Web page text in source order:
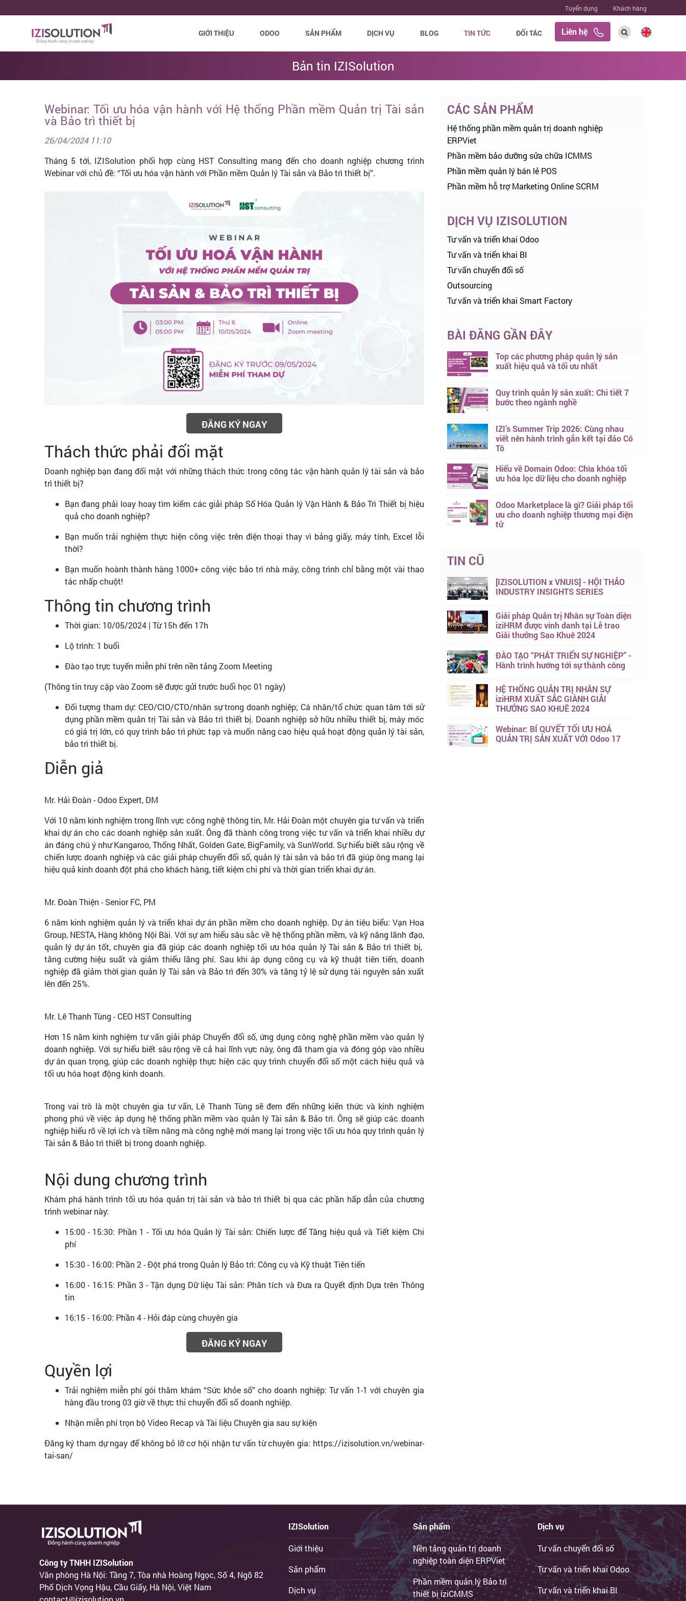
Tuyển dụng Khách hàng
GIỚI THIỆU ODOO SẢN PHẨM DỊCH VỤ BLOG TIN TỨC ĐỐI TÁC Liên hệ
Bản tin IZISolution
Webinar: Tối ưu hóa vận hành với Hệ thống Phần mềm Quản trị Tài sản
và Bảo trì thiết bị
26/04/2024 11:10
Tháng 5 tới, IZISolution phối hợp cùng HST Consulting mang đến cho doanh nghiệp chương trình
Webinar với chủ đề: “Tối ưu hóa vận hành với Phần mềm Quản lý Tài sản và Bảo trì thiết bị”.
ĐĂNG KÝ NGAY
Thách thức phải đối mặt
Doanh nghiệp bạn đang đối mặt với những thách thức trong công tác vận hành quản lý tài sản và bảo
trì thiết bị?
Bạn đang phải loay hoay tìm kiếm các giải pháp Số Hóa Quản lý Vận Hành & Bảo Trì Thiết bị hiệu
quả cho doanh nghiệp?
Bạn muốn trải nghiệm thực hiện công việc trên điện thoại thay vì bảng giấy, máy tính, Excel lỗi
thời?
Bạn muốn hoành thành hàng 1000+ công việc bảo trì nhà máy, công trình chỉ bằng một vài thao
tác nhấp chuột!
Thông tin chương trình
Thời gian: 10/05/2024 | Từ 15h đến 17h
Lộ trình: 1 buổi
Đào tạo trực tuyến miễn phí trên nền tảng Zoom Meeting
(Thông tin truy cập vào Zoom sẽ được gửi trước buổi học 01 ngày)
Đối tượng tham dự: CEO/CIO/CTO/nhân sự trong doanh nghiệp; Cá nhân/tổ chức quan tâm tới sử
dụng phần mềm quản trị Tài sản và Bảo trì thiết bị. Doanh nghiệp sở hữu nhiều thiết bị, máy móc
có giá trị lớn, có quy trình bảo trì phức tạp và muốn nâng cao hiệu quả hoạt động quản lý tài sản,
bảo trì thiết bị.
Diễn giả
Mr. Hải Đoàn - Odoo Expert, DM
Với 10 năm kinh nghiệm trong lĩnh vực công nghệ thông tin, Mr. Hải Đoàn một chuyên gia tư vấn và triển
khai dự án cho các doanh nghiệp sản xuất. Ông đã thành công trong việc tư vấn và triển khai nhiều dự
án đáng chú ý như Kangaroo, Thống Nhất, Golden Gate, BigFamily, và SunWorld. Sự hiểu biết sâu rộng về
chiến lược doanh nghiệp và các giải pháp chuyển đổi số, quản lý tài sản và bảo trì đã giúp ông mang lại
hiệu quả kinh doanh đột phá cho khách hàng, tiết kiệm chi phí và thời gian triển khai dự án.
Mr. Đoàn Thiện - Senior FC, PM
6 năm kinh nghiệm quản lý và triển khai dự án phần mềm cho doanh nghiệp. Dự án tiêu biểu: Vạn Hoa
Group, NESTA, Hàng không Nội Bài. Với sự am hiểu sâu sắc về hệ thống phần mềm, và kỹ năng lãnh đạo,
quản lý dự án tốt, chuyên gia đã giúp các doanh nghiệp tối ưu hóa quản lý Tài sản & Bảo trì thiết bị,
tăng cường hiệu suất và giảm thiểu lãng phí. Sau khi áp dụng công cụ và kỹ thuật tiên tiến, doanh
nghiệp đã giảm thời gian quản lý Tài sản và Bảo trì đến 30% và tăng tỷ lệ sử dụng tài nguyên sản xuất
lên đến 25%.
Mr. Lê Thanh Tùng - CEO HST Consulting
Hơn 15 năm kinh nghiệm tư vấn giải pháp Chuyển đổi số, ứng dụng công nghệ phần mềm vào quản lý
doanh nghiệp. Với sự hiểu biết sâu rộng về cả hai lĩnh vực này, ông đã tham gia và đóng góp vào nhiều
dự án quan trọng, giúp các doanh nghiệp thực hiện các quy trình chuyển đổi số một cách hiệu quả và
tối ưu hóa hoạt động kinh doanh.
Trong vai trò là một chuyên gia tư vấn, Lê Thanh Tùng sẽ đem đến những kiến thức và kinh nghiệm
phong phú về việc áp dụng hệ thống phần mềm vào quản lý Tài sản & Bảo trì. Ông sẽ giúp các doanh
nghiệp hiểu rõ về lợi ích và tiềm năng mà công nghệ mới mang lại trong việc tối ưu hóa quy trình quản lý
Tài sản & Bảo trì thiết bị trong doanh nghiệp.
Nội dung chương trình
Khám phá hành trình tối ưu hóa quản trị tài sản và bảo trì thiết bị qua các phần hấp dẫn của chương
trình webinar này:
15:00 - 15:30: Phần 1 - Tối ưu hóa Quản lý Tài sản: Chiến lược để Tăng hiệu quả và Tiết kiệm Chi
phí
15:30 - 16:00: Phần 2 - Đột phá trong Quản lý Bảo trì: Công cụ và Kỹ thuật Tiên tiến
16:00 - 16:15: Phần 3 - Tận dụng Dữ liệu Tài sản: Phân tích và Đưa ra Quyết định Dựa trên Thông
tin
16:15 - 16:00: Phần 4 - Hỏi đáp cùng chuyên gia
ĐĂNG KÝ NGAY
Quyền lợi
Trải nghiệm miễn phí gói thăm khám “Sức khỏe số” cho doanh nghiệp: Tư vấn 1-1 với chuyên gia
hàng đầu trong 03 giờ về thực thi chuyển đổi số doanh nghiệp.
Nhận miễn phí trọn bộ Video Recap và Tài liệu Chuyên gia sau sự kiện
Đăng ký tham dự ngay để không bỏ lỡ cơ hội nhận tư vấn từ chuyên gia: https://izisolution.vn/webinar-
tai-san/
CÁC SẢN PHẨM
Hệ thống phần mềm quản trị doanh nghiệp
ERPViet
Phần mềm bảo dưỡng sửa chữa ICMMS
Phần mềm quản lý bán lẻ POS
Phần mềm hỗ trợ Marketing Online SCRM
DỊCH VỤ IZISOLUTION
Tư vấn và triển khai Odoo
Tư vấn và triển khai BI
Tư vấn chuyển đổi số
Outsourcing
Tư vấn và triển khai Smart Factory
BÀI ĐĂNG GẦN ĐÂY
Top các phương pháp quản lý sản
xuất hiệu quả và tối ưu nhất
Quy trình quản lý sản xuất: Chi tiết 7
bước theo ngành nghề
IZI’s Summer Trip 2026: Cùng nhau
viết nên hành trình gắn kết tại đảo Cô
Tô
Hiểu về Domain Odoo: Chìa khóa tối
ưu hóa lọc dữ liệu cho doanh nghiệp
Odoo Marketplace là gì? Giải pháp tối
ưu cho doanh nghiệp thương mại điện
tử
TIN CŨ
[IZISOLUTION x VNUIS] - HỘI THẢO
INDUSTRY INSIGHTS SERIES
Giải pháp Quản trị Nhân sự Toàn diện
iziHRM được vinh danh tại Lễ trao
Giải thưởng Sao Khuê 2024
ĐÀO TẠO “PHÁT TRIỂN SỰ NGHIỆP” -
Hành trình hướng tới sự thành công
HỆ THỐNG QUẢN TRỊ NHÂN SỰ
iziHRM XUẤT SẮC GIÀNH GIẢI
THƯỞNG SAO KHUÊ 2024
Webinar: BÍ QUYẾT TỐI ƯU HOÁ
QUẢN TRỊ SẢN XUẤT VỚI Odoo 17
Công ty TNHH IZISolution
Văn phòng Hà Nội: Tầng 7, Tòa nhà Hoàng Ngọc, Số 4, Ngõ 82
Phố Dịch Vọng Hậu, Cầu Giấy, Hà Nội, Việt Nam
IZISolution
Giới thiệu
Sản phẩm
Dịch vụ
Sản phẩm
Nền tảng quản trị doanh
nghiệp toàn diện ERPViet
Phần mềm quản lý Bảo trì
thiết bị iziCMMS
Dịch vụ
Tư vấn chuyển đổi số
Tư vấn và triển khai Odoo
Tư vấn và triển khai BI